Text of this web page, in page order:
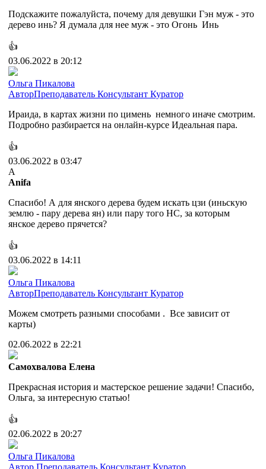
Подскажите пожалуйста, почему для девушки Гэн муж - это
дерево инь? Я думала для нее муж - это Огонь Инь
👍
03.06.2022 в 20:12
Ольга Пикалова
АвторПреподаватель Консультант Куратор
Ираида, в картах жизни по цимень немного иначе смотрим.
Подробно разбирается на онлайн-курсе Идеальная пара.
👍
03.06.2022 в 03:47
A
Anifa
Спасибо! А для янского дерева будем искать цзи (иньскую
землю - пару дерева ян) или пару того НС, за которым
янское дерево прячется?
👍
03.06.2022 в 14:11
Ольга Пикалова
АвторПреподаватель Консультант Куратор
Можем смотреть разными способами . Все зависит от
карты)
02.06.2022 в 22:21
Самохвалова Елена
Прекрасная история и мастерское решение задачи! Спасибо,
Ольга, за интересную статью!
👍
02.06.2022 в 20:27
Ольга Пикалова